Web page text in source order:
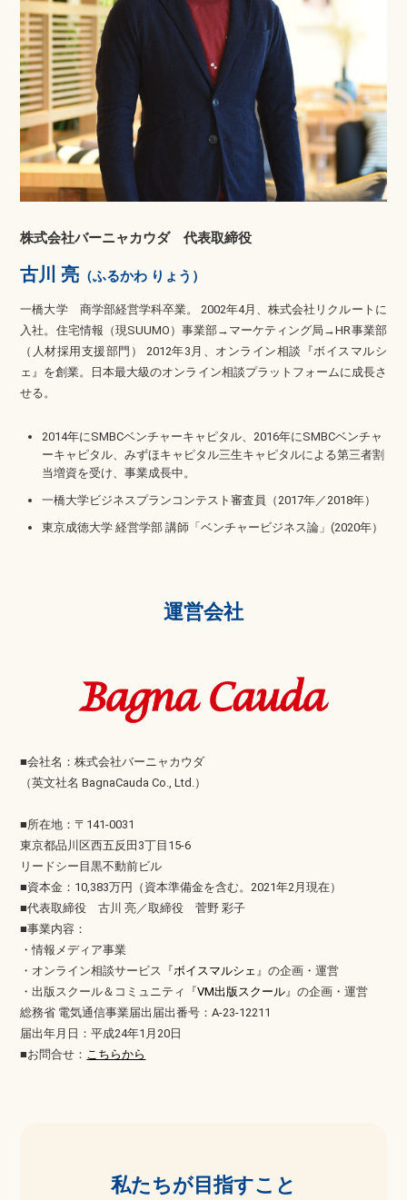
株式会社バーニャカウダ 代表取締役
古川 亮 （ふるかわ りょう）
一橋大学 商学部経営学科卒業。 2002年4月、株式会社リクルートに
入社。住宅情報（現SUUMO）事業部→マーケティング局→HR事業部
（人材採用支援部門） 2012年3月、オンライン相談『ボイスマルシ
ェ』を創業。日本最大級のオンライン相談プラットフォームに成長さ
せる。
2014年にSMBCベンチャーキャピタル、2016年にSMBCベンチャ
ーキャピタル、みずほキャピタル三生キャピタルによる第三者割
当増資を受け、事業成長中。
一橋大学ビジネスプランコンテスト審査員（2017年／2018年）
東京成徳大学 経営学部 講師「ベンチャービジネス論」(2020年）
運営会社
■会社名：株式会社バーニャカウダ
（英文社名 BagnaCauda Co., Ltd.）
■所在地：〒141-0031
東京都品川区西五反田3丁目15-6
リードシー目黒不動前ビル
■資本金：10,383万円（資本準備金を含む。2021年2月現在）
■代表取締役 古川 亮／取締役 菅野 彩子
■事業内容：
・情報メディア事業
・オンライン相談サービス『ボイスマルシェ 』の企画・運営
・出版スクール＆コミュニティ『VM出版スクール 』の企画・運営
総務省 電気通信事業届出届出番号：A-23-12211
届出年月日：平成24年1月20日
■お問合せ： こちらから
私たちが目指すこと